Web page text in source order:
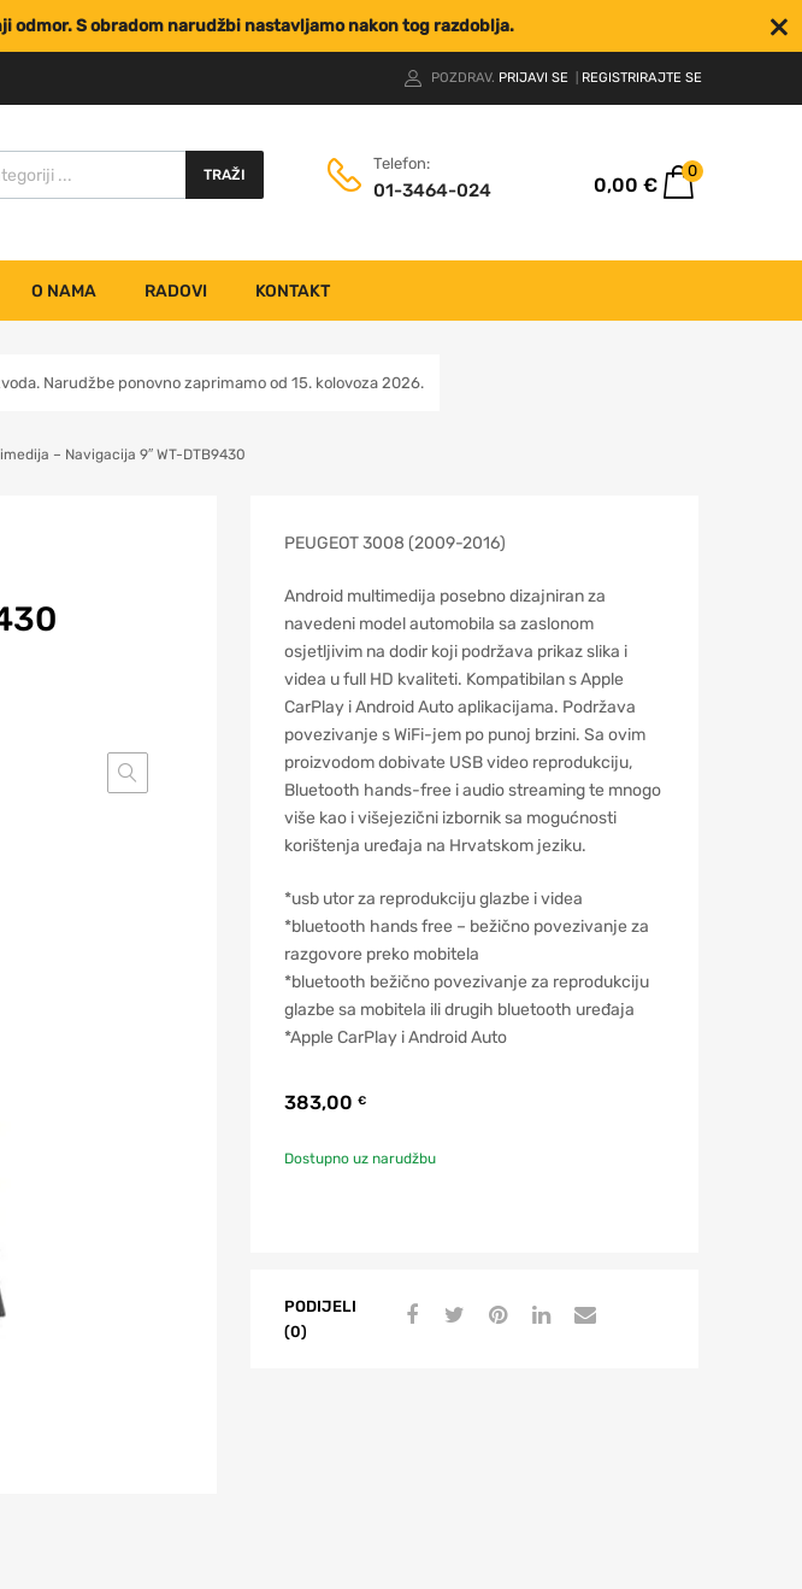
odmor. S obradom narudžbi nastavljamo nakon tog razdoblja.
POZDRAV. PRIJAVI SE REGISTRIRAJTE SE
TRAŽI
Telefon:
01-3464-024 0,00 €
0
O NAMA RADOVI KONTAKT
Narudžbe ponovno zaprimamo od 15. kolovoza 2026.
– Navigacija 9″ WT-DTB9430
PEUGEOT 3008 (2009-2016)
Android multimedija posebno dizajniran za
navedeni model automobila sa zaslonom
osjetljivim na dodir koji podržava prikaz slika i
videa u full HD kvaliteti. Kompatibilan s Apple
CarPlay i Android Auto aplikacijama. Podržava
povezivanje s WiFi-jem po punoj brzini. Sa ovim
proizvodom dobivate USB video reprodukciju,
Bluetooth hands-free i audio streaming te mnogo
više kao i višejezični izbornik sa mogućnosti
korištenja uređaja na Hrvatskom jeziku.
*usb utor za reprodukciju glazbe i videa
*bluetooth hands free – bežično povezivanje za
razgovore preko mobitela
*bluetooth bežično povezivanje za reprodukciju
glazbe sa mobitela ili drugih bluetooth uređaja
*Apple CarPlay i Android Auto
383,00 €
Dostupno uz narudžbu
PODIJELI
(0)